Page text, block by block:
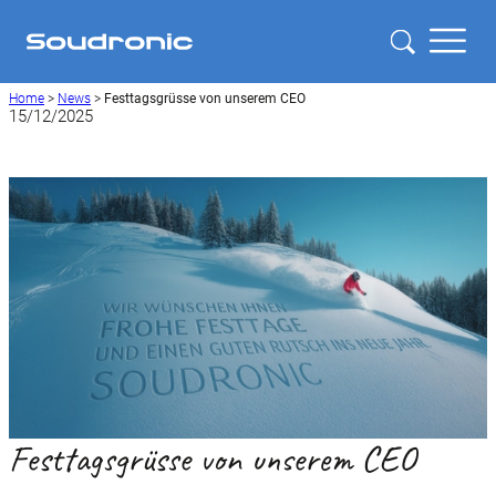
Home > News > Festtagsgrüsse von unserem CEO
15/12/2025
Festtagsgrüsse von unserem CEO